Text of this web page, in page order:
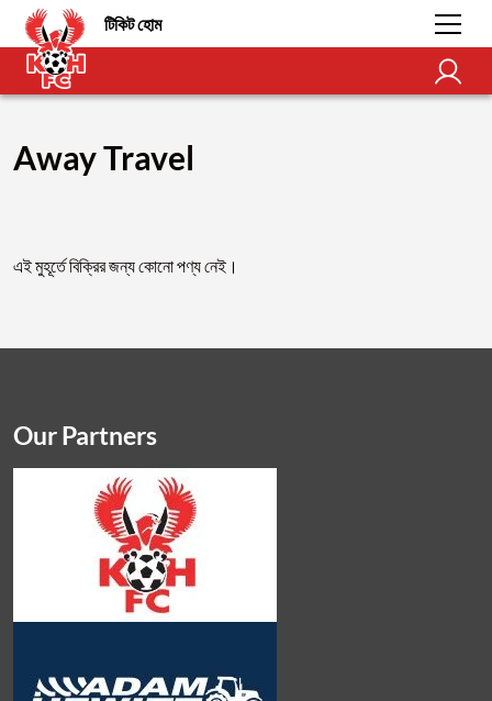
টিকিট হোম
Away Travel
এই মুহূর্তে বিক্রির জন্য কোনো পণ্য নেই।
Our Partners